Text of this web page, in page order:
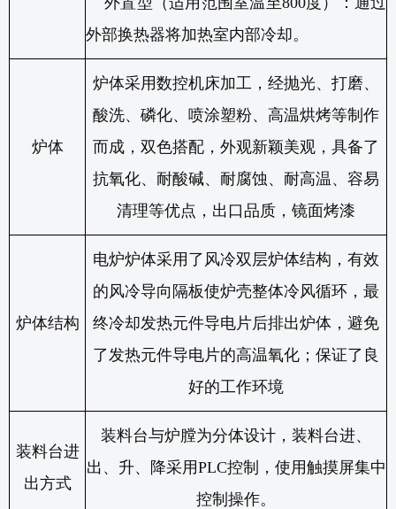
外部换热器将加热室内部冷却。
炉体
炉体采用数控机床加工，经抛光、打磨、
酸洗、磷化、喷涂塑粉、高温烘烤等制作
而成，双色搭配，外观新颖美观，具备了
抗氧化、耐酸碱、耐腐蚀、耐高温、容易
清理等优点，出口品质，镜面烤漆
炉体结构
电炉炉体采用了风冷双层炉体结构，有效
的风冷导向隔板使炉壳整体冷风循环，最
终冷却发热元件导电片后排出炉体，避免
了发热元件导电片的高温氧化；保证了良
好的工作环境
装料台进
出方式
装料台与炉膛为分体设计，装料台进、
出、升、降采用PLC控制，使用触摸屏集中
控制操作。